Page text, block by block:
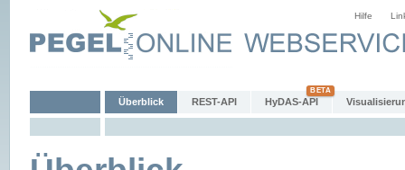
Hilfe
Überblick REST-API HyDAS-API